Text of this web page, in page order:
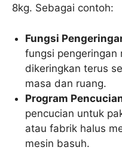
8kg. Sebagai contoh:
Fungsi
fungsi pengeringan
dikeringkan terus
masa dan ruang.
Program
pencucian untuk
atau fabrik halus
mesin basuh.